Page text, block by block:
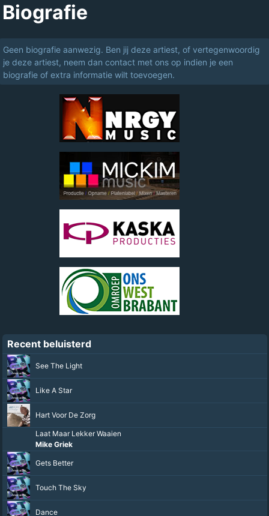
Biografie
Geen biografie aanwezig. Ben jij deze artiest, of vertegenwoordig
je deze artiest, neem dan contact met ons op indien je een
biografie of extra informatie wilt toevoegen.
Recent beluisterd
See The Light
Like A Star
Hart Voor De Zorg
Laat Maar Lekker Waaien
Mike Griek
Gets Better
Touch The Sky
Dance